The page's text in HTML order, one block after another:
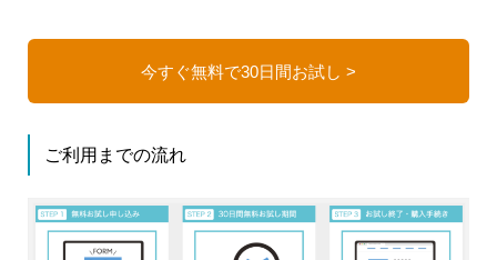
今すぐ無料で30日間お試し >
ご利用までの流れ